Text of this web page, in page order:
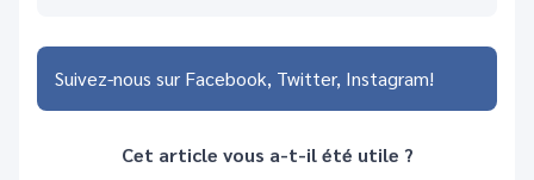
Suivez-nous sur Facebook Twitter Instagram
Cet article vous a-t-il été utile ?